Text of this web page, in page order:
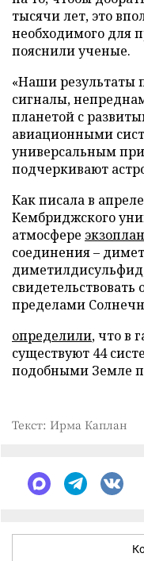
тысячи лет, это
необходимого для
пояснили ученые.
«Наши результаты
сигналы,
планетой с
авиационными
универсальным
подчеркивают
Как писала в
Кембриджского
атмосфере
соединения –
пределами
определили, что в
существуют 44
подобными Земле
Текст: Ирма Каплан